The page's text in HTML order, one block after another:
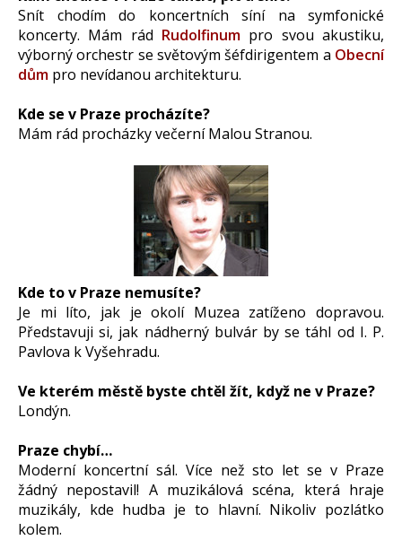
Snít chodím do koncertních síní na symfonické
koncerty. Mám rád Rudolfinum pro svou akustiku,
výborný orchestr se světovým šéfdirigentem a Obecní
dům pro nevídanou architekturu.
Kde se v Praze procházíte?
Mám rád procházky večerní Malou Stranou.
Kde to v Praze nemusíte?
Je mi líto, jak je okolí Muzea zatíženo dopravou.
Představuji si, jak nádherný bulvár by se táhl od I. P.
Pavlova k Vyšehradu.
Ve kterém městě byste chtěl žít, když ne v Praze?
Londýn.
Praze chybí…
Moderní koncertní sál. Více než sto let se v Praze
žádný nepostavil! A muzikálová scéna, která hraje
muzikály, kde hudba je to hlavní. Nikoliv pozlátko
kolem.